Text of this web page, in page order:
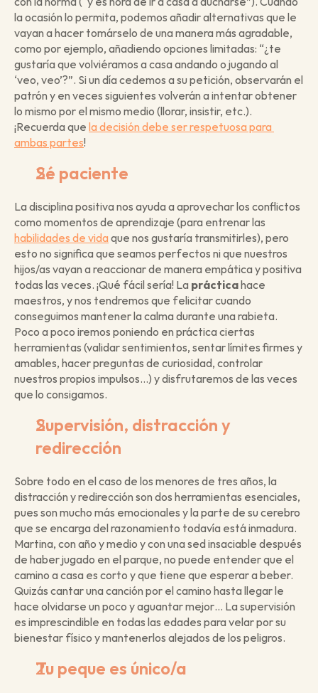
la ocasión lo permita, podemos añadir alternativas que le
vayan a hacer tomárselo de una manera más agradable,
como por ejemplo, añadiendo opciones limitadas: “¿te
gustaría que volviéramos a casa andando o jugando al
‘veo, veo’?”. Si un día cedemos a su petición, observarán el
patrón y en veces siguientes volverán a intentar obtener
lo mismo por el mismo medio (llorar, insistir, etc.).
¡Recuerda que la decisión debe ser respetuosa para
ambas partes!
Sé paciente
La disciplina positiva nos ayuda a aprovechar los conflictos
habilidades de vida que nos gustaría transmitirles), pero
esto no significa que seamos perfectos ni que nuestros
hijos/as vayan a reaccionar de manera empática y positiva
todas las veces. ¡Qué fácil sería! La práctica hace
maestros, y nos tendremos que felicitar cuando
conseguimos mantener la calma durante una rabieta.
Poco a poco iremos poniendo en práctica ciertas
herramientas (validar sentimientos, sentar límites firmes y
amables, hacer preguntas de curiosidad, controlar
nuestros propios impulsos…) y disfrutaremos de las veces
que lo consigamos.
Supervisión, distracción y
redirección
Sobre todo en el caso de los menores de tres años, la
distracción y redirección son dos herramientas esenciales,
pues son mucho más emocionales y la parte de su cerebro
que se encarga del razonamiento todavía está inmadura.
Martina, con año y medio y con una sed insaciable después
de haber jugado en el parque, no puede entender que el
camino a casa es corto y que tiene que esperar a beber.
Quizás cantar una canción por el camino hasta llegar le
hace olvidarse un poco y aguantar mejor… La supervisión
es imprescindible en todas las edades para velar por su
bienestar físico y mantenerlos alejados de los peligros.
Tu peque es único/a